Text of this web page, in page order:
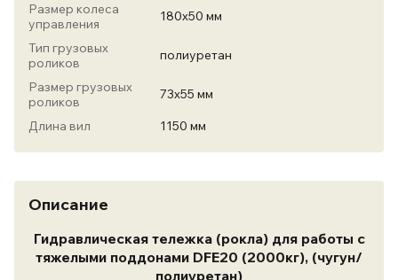
Размер колеса
управления
180х50 мм
Тип грузовых
роликов
полиуретан
Размер грузовых
роликов
73х55 мм
Длина вил
1150 мм
Описание
Гидравлическая тележка (рокла) для работы с
тяжелыми поддонами DFE20 (2000кг), (чугун/
полиуретан)